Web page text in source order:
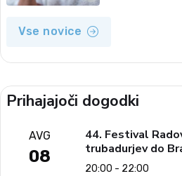
Vse novice
Prihajajoči dogodki
AVG
08
44. Festival
trubadurjev do
20:00 - 22:00